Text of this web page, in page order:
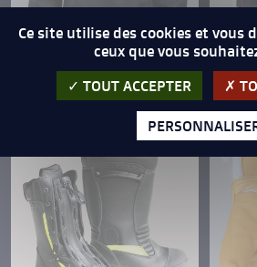
Vêtements de confort
Ce site utilise des cookies et vous
ceux que vous
TOUT ACCEPTER